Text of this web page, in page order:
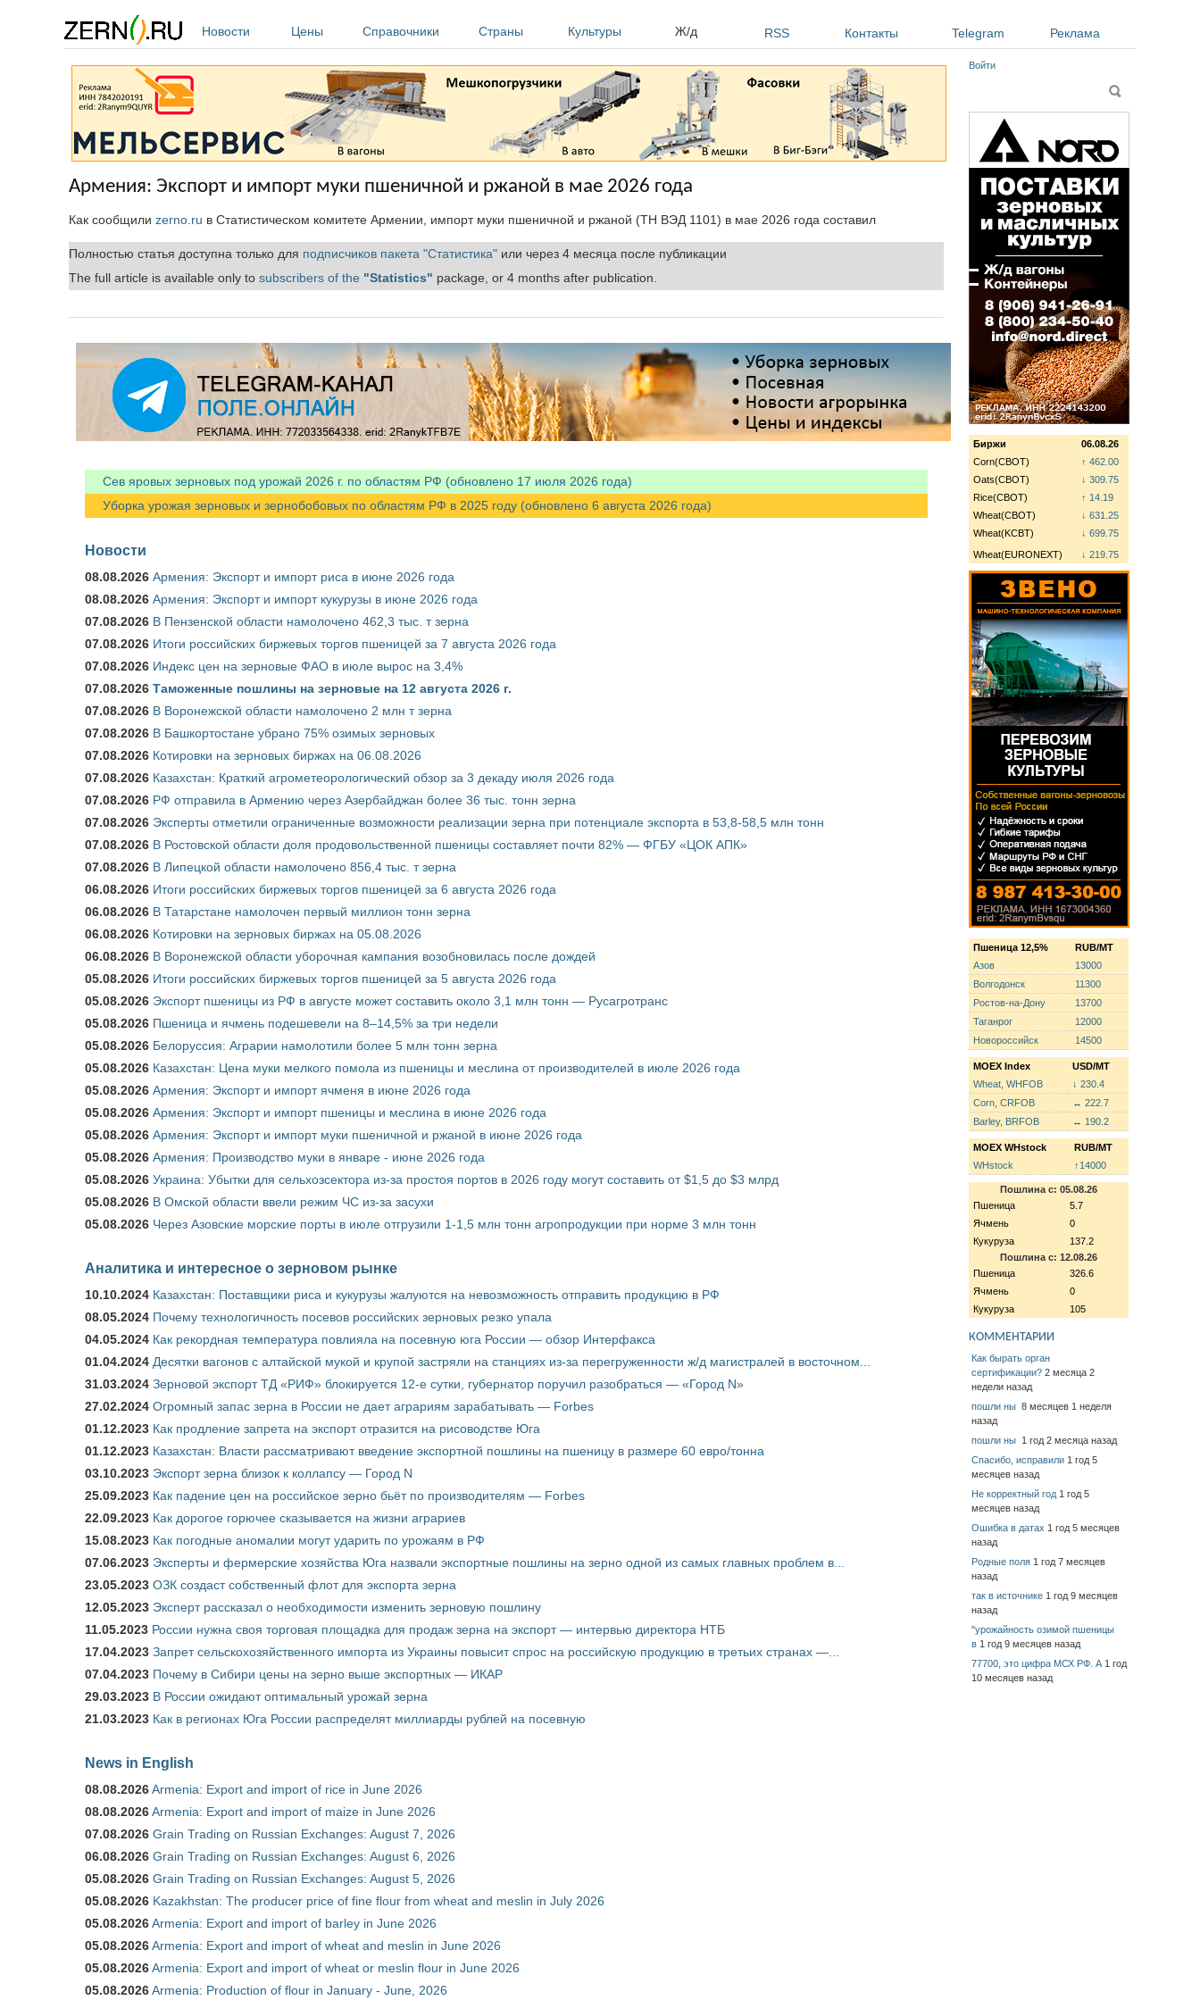
Новости
Цены Справочники Страны Культуры Ж/д RSS Контакты Telegram Реклама
Армения: Экспорт и импорт муки пшеничной и ржаной в мае 2026 года
Как сообщили zerno.ru в Статистическом комитете Армении, импорт муки пшеничной и ржаной (ТН ВЭД 1101) в мае 2026 года составил
Полностью статья доступна только для подписчиков пакета "Статистика" или через 4 месяца после публикации
The full article is available only to subscribers of the "Statistics" package, or 4 months after publication.
Сев яровых зерновых под урожай 2026 г. по областям РФ (обновлено 17 июля 2026 года)
Уборка урожая зерновых и зернобобовых по областям РФ в 2025 году (обновлено 6 августа 2026 года)
Новости
08.08.2026 Армения: Экспорт и импорт риса в июне 2026 года
08.08.2026 Армения: Экспорт и импорт кукурузы в июне 2026 года
07.08.2026 В Пензенской области намолочено 462,3 тыс. т зерна
07.08.2026 Итоги российских биржевых торгов пшеницей за 7 августа 2026 года
07.08.2026 Индекс цен на зерновые ФАО в июле вырос на 3,4%
07.08.2026 Таможенные пошлины на зерновые на 12 августа 2026 г.
07.08.2026 В Воронежской области намолочено 2 млн т зерна
07.08.2026 В Башкортостане убрано 75% озимых зерновых
07.08.2026 Котировки на зерновых биржах на 06.08.2026
07.08.2026 Казахстан: Краткий агрометеорологический обзор за 3 декаду июля 2026 года
07.08.2026 РФ отправила в Армению через Азербайджан более 36 тыс. тонн зерна
07.08.2026 Эксперты отметили ограниченные возможности реализации зерна при потенциале экспорта в 53,8-58,5 млн тонн
07.08.2026 В Ростовской области доля продовольственной пшеницы составляет почти 82% — ФГБУ «ЦОК АПК»
07.08.2026 В Липецкой области намолочено 856,4 тыс. т зерна
06.08.2026 Итоги российских биржевых торгов пшеницей за 6 августа 2026 года
06.08.2026 В Татарстане намолочен первый миллион тонн зерна
06.08.2026 Котировки на зерновых биржах на 05.08.2026
06.08.2026 В Воронежской области уборочная кампания возобновилась после дождей
05.08.2026 Итоги российских биржевых торгов пшеницей за 5 августа 2026 года
05.08.2026 Экспорт пшеницы из РФ в августе может составить около 3,1 млн тонн — Русагротранс
05.08.2026 Пшеница и ячмень подешевели на 8–14,5% за три недели
05.08.2026 Белоруссия: Аграрии намолотили более 5 млн тонн зерна
05.08.2026 Казахстан: Цена муки мелкого помола из пшеницы и меслина от производителей в июле 2026 года
05.08.2026 Армения: Экспорт и импорт ячменя в июне 2026 года
05.08.2026 Армения: Экспорт и импорт пшеницы и меслина в июне 2026 года
05.08.2026 Армения: Экспорт и импорт муки пшеничной и ржаной в июне 2026 года
05.08.2026 Армения: Производство муки в январе - июне 2026 года
05.08.2026 Украина: Убытки для сельхозсектора из-за простоя портов в 2026 году могут составить от $1,5 до $3 млрд
05.08.2026 В Омской области ввели режим ЧС из-за засухи
05.08.2026 Через Азовские морские порты в июле отгрузили 1-1,5 млн тонн агропродукции при норме 3 млн тонн
Аналитика и интересное о зерновом рынке
10.10.2024 Казахстан: Поставщики риса и кукурузы жалуются на невозможность отправить продукцию в РФ
08.05.2024 Почему технологичность посевов российских зерновых резко упала
04.05.2024 Как рекордная температура повлияла на посевную юга России — обзор Интерфакса
01.04.2024 Десятки вагонов с алтайской мукой и крупой застряли на станциях из-за перегруженности ж/д магистралей в восточном...
31.03.2024 Зерновой экспорт ТД «РИФ» блокируется 12-е сутки, губернатор поручил разобраться — «Город N»
27.02.2024 Огромный запас зерна в России не дает аграриям зарабатывать — Forbes
01.12.2023 Как продление запрета на экспорт отразится на рисоводстве Юга
01.12.2023 Казахстан: Власти рассматривают введение экспортной пошлины на пшеницу в размере 60 евро/тонна
03.10.2023 Экспорт зерна близок к коллапсу — Город N
25.09.2023 Как падение цен на российское зерно бьёт по производителям — Forbes
22.09.2023 Как дорогое горючее сказывается на жизни аграриев
15.08.2023 Как погодные аномалии могут ударить по урожаям в РФ
07.06.2023 Эксперты и фермерские хозяйства Юга назвали экспортные пошлины на зерно одной из самых главных проблем в...
23.05.2023 ОЗК создаст собственный флот для экспорта зерна
12.05.2023 Эксперт рассказал о необходимости изменить зерновую пошлину
11.05.2023 России нужна своя торговая площадка для продаж зерна на экспорт — интервью директора НТБ
17.04.2023 Запрет сельскохозяйственного импорта из Украины повысит спрос на российскую продукцию в третьих странах —...
07.04.2023 Почему в Сибири цены на зерно выше экспортных — ИКАР
29.03.2023 В России ожидают оптимальный урожай зерна
21.03.2023 Как в регионах Юга России распределят миллиарды рублей на посевную
News in English
08.08.2026Armenia: Export and import of rice in June 2026
08.08.2026Armenia: Export and import of maize in June 2026
07.08.2026 Grain Trading on Russian Exchanges: August 7, 2026
06.08.2026 Grain Trading on Russian Exchanges: August 6, 2026
05.08.2026 Grain Trading on Russian Exchanges: August 5, 2026
05.08.2026 Kazakhstan: The producer price of fine flour from wheat and meslin in July 2026
05.08.2026Armenia: Export and import of barley in June 2026
05.08.2026Armenia: Export and import of wheat and meslin in June 2026
05.08.2026Armenia: Export and import of wheat or meslin flour in June 2026
05.08.2026Armenia: Production of flour in January - June, 2026
Войти
Поиск
Биржи
06.08.26
Corn(CBOT)
↑ 462.00
Oats(CBOT)
↓ 309.75
Rice(CBOT)
↑ 14.19
Wheat(CBOT)
↓ 631.25
Wheat(KCBT)
↓ 699.75
Wheat(EURONEXT)
↓ 219.75
Пшеница 12,5%
RUB/MT
Азов
13000
Волгодонск
11300
Ростов-на-Дону
13700
Таганрог
12000
Новороссийск
14500
MOEX Index
USD/MT
Wheat, WHFOB
↓ 230.4
Corn, CRFOB
↔ 222.7
Barley, BRFOB
↔ 190.2
MOEX WHstock
RUB/MT
WHstock
↑14000
Пошлина с: 05.08.26
Пшеница
5.7
Ячмень
0
Кукуруза
137.2
Пошлина с: 12.08.26
Пшеница
326.6
Ячмень
0
Кукуруза
105
КОММЕНТАРИИ
Как бырать орган
сертификации? 2 месяца 2
недели назад
пошли ны 8 месяцев 1 неделя
назад
пошли ны 1 год 2 месяца назад
Спасибо, исправили 1 год 5
месяцев назад
Не корректный год 1 год 5
месяцев назад
Ошибка в датах 1 год 5 месяцев
назад
Родные поля 1 год 7 месяцев
назад
так в источнике 1 год 9 месяцев
назад
"урожайность озимой пшеницы
в 1 год 9 месяцев назад
77700, это цифра МСХ РФ. А 1 год
10 месяцев назад